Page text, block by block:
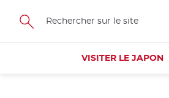
Skip
main
VISITER LE JAPON